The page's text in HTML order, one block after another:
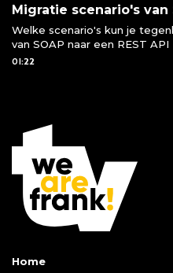
Migratie scenario's van
Welke scenario's kun je
van SOAP naar een REST API
01:22
Home